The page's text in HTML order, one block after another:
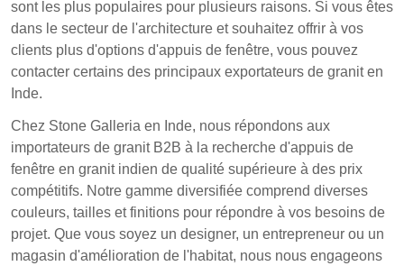
sont les plus populaires pour plusieurs raisons. Si vous êtes
dans le secteur de l'architecture et souhaitez offrir à vos
clients plus d'options d'appuis de fenêtre, vous pouvez
contacter certains des principaux exportateurs de granit en
Inde.
Chez Stone Galleria en Inde, nous répondons aux
importateurs de granit B2B à la recherche d'appuis de
fenêtre en granit indien de qualité supérieure à des prix
compétitifs. Notre gamme diversifiée comprend diverses
couleurs, tailles et finitions pour répondre à vos besoins de
projet. Que vous soyez un designer, un entrepreneur ou un
magasin d'amélioration de l'habitat, nous nous engageons